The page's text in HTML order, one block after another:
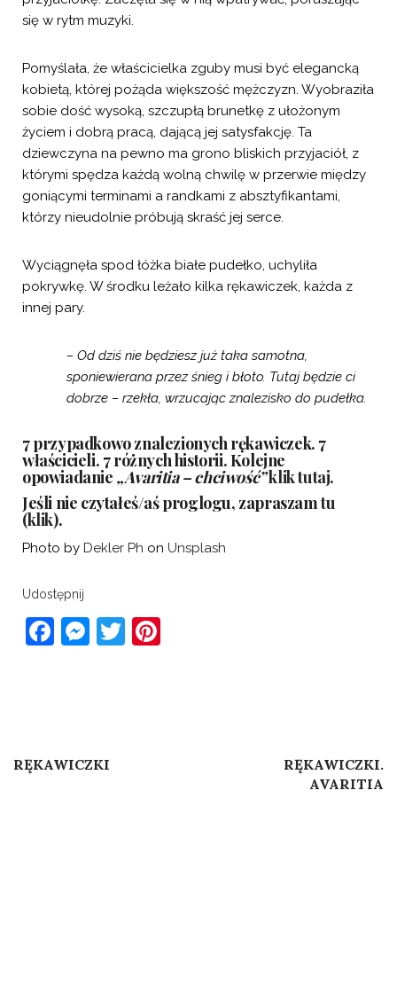
się w rytm muzyki.
Pomyślała, że właścicielka zguby musi być elegancką
kobietą, której pożąda większość mężczyzn. Wyobraziła
sobie dość wysoką, szczupłą brunetkę z ułożonym
życiem i dobrą pracą, dającą jej satysfakcję. Ta
dziewczyna na pewno ma grono bliskich przyjaciół, z
którymi spędza każdą wolną chwilę w przerwie między
goniącymi terminami a randkami z absztyfikantami,
którzy nieudolnie próbują skraść jej serce.
Wyciągnęła spod łóżka białe pudełko, uchyliła
pokrywkę. W środku leżało kilka rękawiczek, każda z
innej pary.
– Od dziś nie będziesz już taka samotna,
sponiewierana przez śnieg i błoto. Tutaj będzie ci
dobrze – rzekła, wrzucając znalezisko do pudełka.
7 przypadkowo znalezionych rękawiczek. 7
właścicieli. 7 różnych historii. Kolejne
opowiadanie „Avaritia – chciwość”klik tutaj.
Jeśli nie czytałeś/aś proglogu, zapraszamtu
(klik).
Photo by Dekler Ph on Unsplash
Udostępnij
Facebook
Messenger
Twitter
Post
navigation
RĘKAWICZKI
RĘKAWICZKI.
AVARITIA